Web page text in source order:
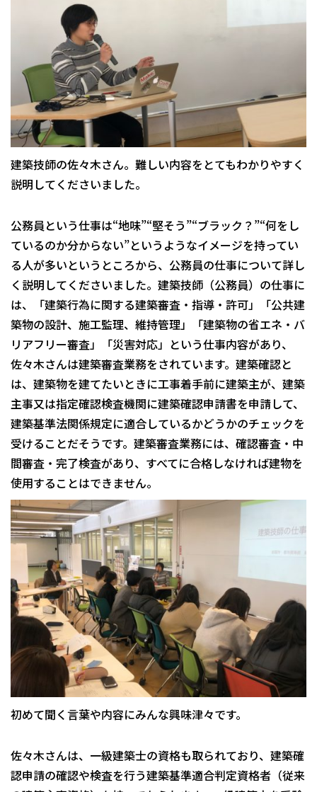
建築技師の佐々木さん。難しい内容をとてもわかりやすく
説明してくださいました。
公務員という仕事は“地味”“堅そう”“ブラック？”“何をし
ているのか分からない”というようなイメージを持ってい
る人が多いというところから、公務員の仕事について詳し
く説明してくださいました。建築技師（公務員）の仕事に
は、「建築行為に関する建築審査・指導・許可」「公共建
築物の設計、施工監理、維持管理」「建築物の省エネ・バ
リアフリー審査」「災害対応」という仕事内容があり、
佐々木さんは建築審査業務をされています。建築確認と
は、建築物を建てたいときに工事着手前に建築主が、建築
主事又は指定確認検査機関に建築確認申請書を申請して、
建築基準法関係規定に適合しているかどうかのチェックを
受けることだそうです。建築審査業務には、確認審査・中
間審査・完了検査があり、すべてに合格しなければ建物を
使用することはできません。
初めて聞く言葉や内容にみんな興味津々です。
佐々木さんは、一級建築士の資格も取られており、建築確
認申請の確認や検査を行う建築基準適合判定資格者（従来